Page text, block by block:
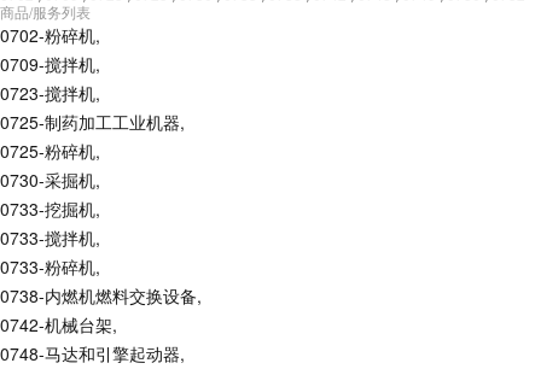
商品/服务列表
0702-粉碎机,
0709-搅拌机,
0723-搅拌机,
0725-制药加工工业机器,
0725-粉碎机,
0730-采掘机,
0733-挖掘机,
0733-搅拌机,
0733-粉碎机,
0738-内燃机燃料交换设备,
0742-机械台架,
0748-马达和引擎起动器,